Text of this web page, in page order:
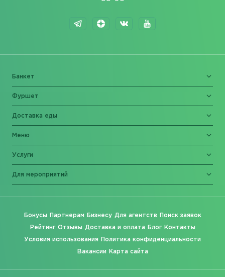
Банкет
Фуршет
Доставка еды
Меню
Услуги
Для мероприятий
Бонусы Партнерам Бизнесу Для агентств Поиск заявок
Рейтинг Отзывы Доставка и оплата Блог Контакты
Условия использования Политика конфиденциальности
Вакансии Карта сайта